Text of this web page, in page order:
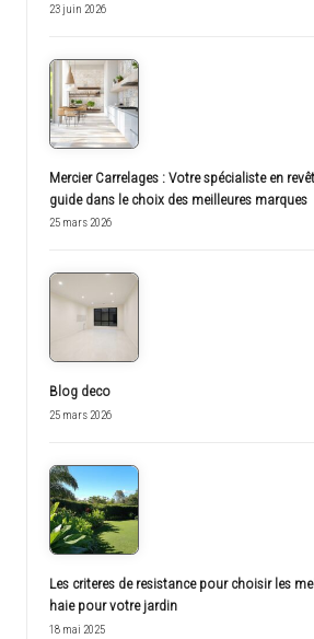
23 juin 2026
Mercier Carrelages : Votre spécialiste en
guide dans le choix des meilleures marques
25 mars 2026
Blog deco
25 mars 2026
Les criteres de resistance pour choisir les
haie pour votre jardin
18 mai 2025